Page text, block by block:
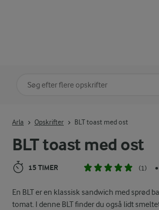
BLT toast med ost
15 TIMER (1) •
En BLT er en klassisk sandwich med sprød
tomat. I denne BLT finder du også lidt
Arla Opskrifter BLT toast med ost
Søg på kategori